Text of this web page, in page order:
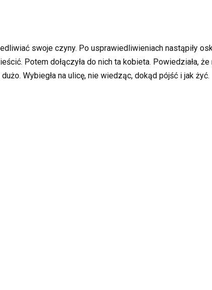
swoje czyny. Po usprawiedliwieniach nastąpiły
Potem dołączyła do nich ta kobieta. Powiedziała,
Wybiegła na ulicę, nie wiedząc, dokąd pójść i jak żyć.